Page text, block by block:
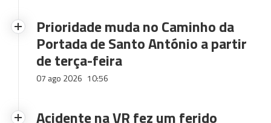
Prioridade muda no Caminho da
Portada de Santo António a partir
de terça-feira
07 ago 2026 10:56
Acidente na VR fez um ferido